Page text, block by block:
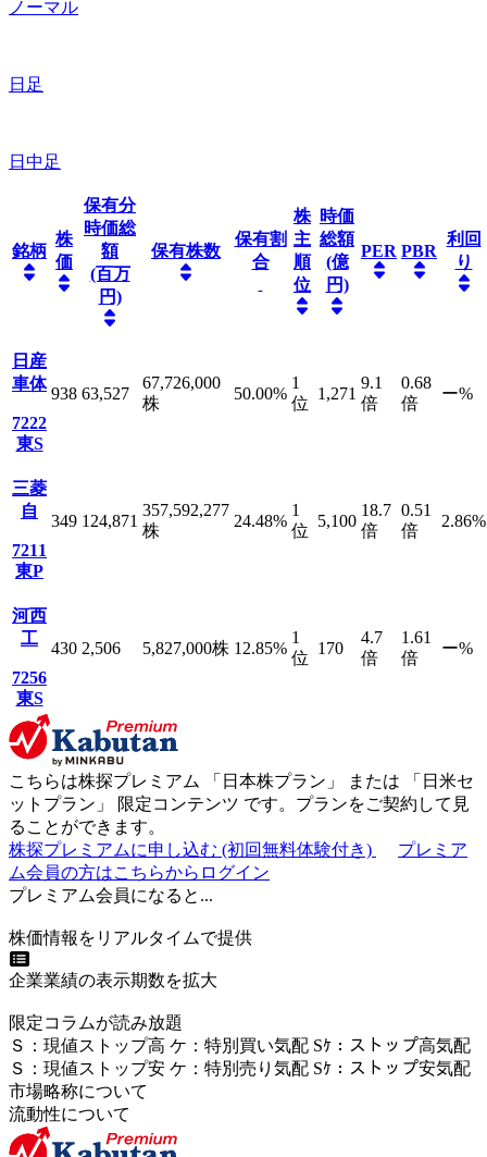
ノーマル
日足
日中足
銘柄
株
価
保有分
時価総
額
(百万
円)
保有株数
保有割
合
株
主
順
位
時価
総額
(億
円)
PER PBR
利回
り
日産
車体
7222
東S
938 63,527
67,726,000
株
50.00%
1
位
1,271
9.1
倍
0.68
倍
ー%
三菱
自
7211
東P
349 124,871
357,592,277
株
24.48%
1
位
5,100
18.7
倍
0.51
倍
2.86%
河西
工
7256
東S
430 2,506 5,827,000株 12.85%
1
位
170
4.7
倍
1.61
倍
ー%
こちらは株探プレミアム 「 日本株プラン 」 または 「 日米セ
ットプラン 」 限定コンテンツ です。プランをご契約して見
ることができます。
株探プレミアムに申し込む (初回無料体験付き)
プレミア
ム会員の方はこちらからログイン
プレミアム会員になると...
株価情報をリアルタイムで提供
企業業績の表示期数を拡大
限定コラムが読み放題
Ｓ ： 現値ストップ高 ケ ： 特別買い気配 Sｹ ： ストップ高気配
Ｓ ： 現値ストップ安 ケ ： 特別売 り 気配 Sｹ ： ストップ安気配
市場略称について
流動性について